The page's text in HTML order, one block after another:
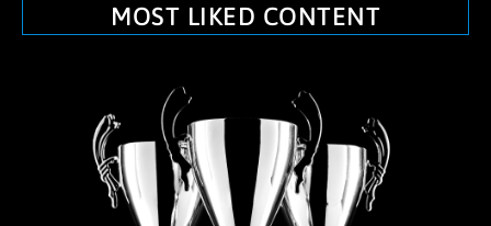
MOST LIKED CONTENT